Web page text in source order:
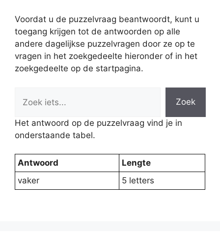
Voordat u de puzzelvraag beantwoordt, kunt u
toegang krijgen tot de antwoorden op alle
andere dagelijkse puzzelvragen door ze op te
vragen in het zoekgedeelte hieronder of in het
zoekgedeelte op de startpagina.
Zoek
Het antwoord op de puzzelvraag vind je in
onderstaande tabel.
Antwoord
Lengte
vaker
5 letters